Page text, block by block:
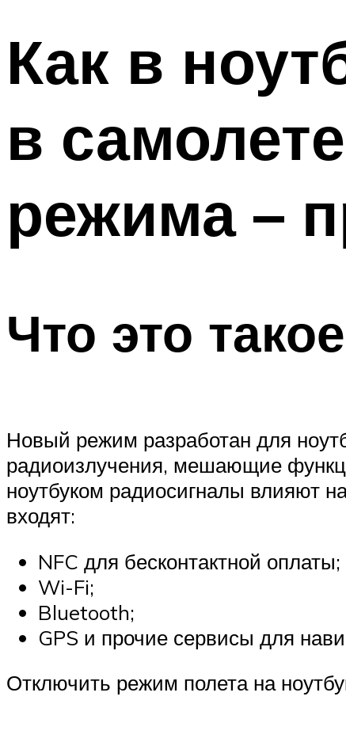
Как в
в
режима –
Что это
Новый режим разработан для
радиоизлучения, мешающие
ноутбуком радиосигналы влияют
входят:
NFC для бесконтактной оплаты;
Wi-Fi;
Bluetooth;
GPS и прочие сервисы для
Отключить режим полета на